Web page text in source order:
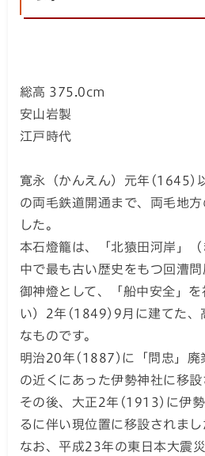
総高 375.0cm
安山岩製
江戸時代
寛永（かんえん）元年(1645)
の両毛鉄道開通まで、両毛地
した。
本石燈籠は、「北猿田河岸」
中で最も古い歴史をもつ回漕
御神燈として、「船中安全」を
い）2年(1849)9月に建てた、
なものです。
明治20年(1887)に「問忠」廃
の近くにあった伊勢神社に移設
その後、大正2年(1913)に伊
るに伴い現位置に移設されまし
なお、平成23年の東日本大震